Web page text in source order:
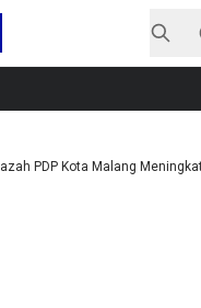
PDP Kota Malang